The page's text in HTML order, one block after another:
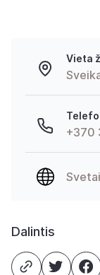
Vieta
+370
Dalintis